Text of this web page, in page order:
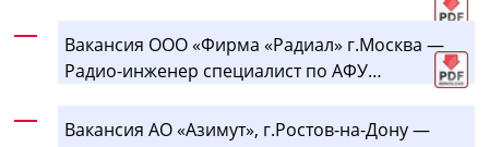
Вакансия ООО «Фирма «Радиал» г.Москва —
Радио-инженер специалист по АФУ…
Вакансия АО «Азимут», г.Ростов-на-Дону —